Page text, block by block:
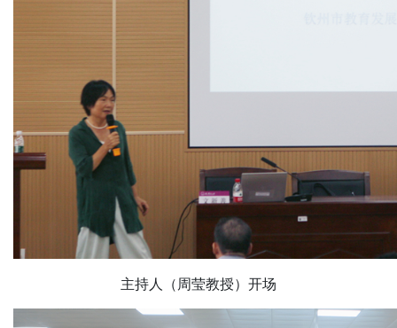
主持人（周莹教授）开场